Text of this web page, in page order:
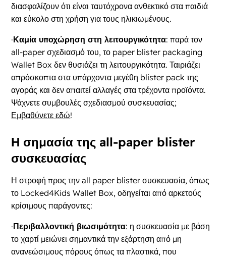
διασφαλίζουν ότι είναι ταυτόχρονα ανθεκτικό στα παιδιά
και εύκολο στη χρήση για τους ηλικιωμένους.
·Καμία υποχώρηση στη λειτουργικότητα: παρά τον
all-paper σχεδιασμό του, το paper blister packaging
Wallet Box δεν θυσιάζει τη λειτουργικότητα. Ταιριάζει
απρόσκοπτα στα υπάρχοντα μεγέθη blister pack της
αγοράς και δεν απαιτεί αλλαγές στα τρέχοντα προϊόντα.
Ψάχνετε συμβουλές σχεδιασμού συσκευασίας;
Εμβαθύνετε εδώ!
Η σημασία της all-paper blister
συσκευασίας
Η στροφή προς την all paper blister συσκευασία, όπως
το Locked4Kids Wallet Box, οδηγείται από αρκετούς
κρίσιμους παράγοντες:
·Περιβαλλοντική βιωσιμότητα: η συσκευασία με βάση
το χαρτί μειώνει σημαντικά την εξάρτηση από μη
ανανεώσιμους πόρους όπως τα πλαστικά, που